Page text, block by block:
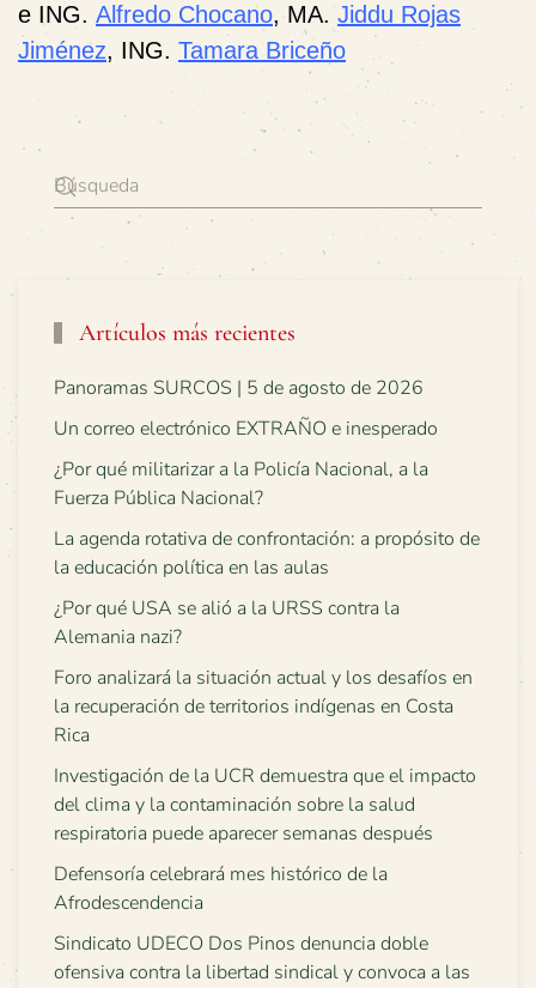
e ING. Alfredo Chocano, MA. Jiddu Rojas
Jiménez, ING. Tamara Briceño
Artículos más recientes
Panoramas SURCOS | 5 de agosto de 2026
Un correo electrónico EXTRAÑO e inesperado
¿Por qué militarizar a la Policía Nacional, a la
Fuerza Pública Nacional?
La agenda rotativa de confrontación: a propósito de
la educación política en las aulas
¿Por qué USA se alió a la URSS contra la
Alemania nazi?
Foro analizará la situación actual y los desafíos en
la recuperación de territorios indígenas en Costa
Rica
Investigación de la UCR demuestra que el impacto
del clima y la contaminación sobre la salud
respiratoria puede aparecer semanas después
Defensoría celebrará mes histórico de la
Afrodescendencia
Sindicato UDECO Dos Pinos denuncia doble
ofensiva contra la libertad sindical y convoca a las